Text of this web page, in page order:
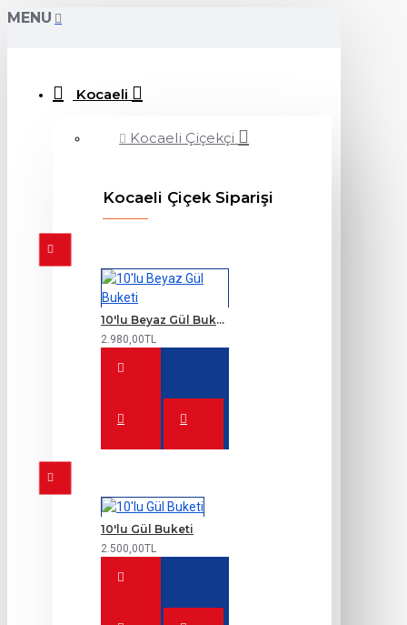
MENU
Kocaeli
Kocaeli Çiçekçi
Kocaeli Çiçek Siparişi
10'lu Beyaz Gül Buketi
2.980,00TL
10'lu Gül Buketi
2.500,00TL